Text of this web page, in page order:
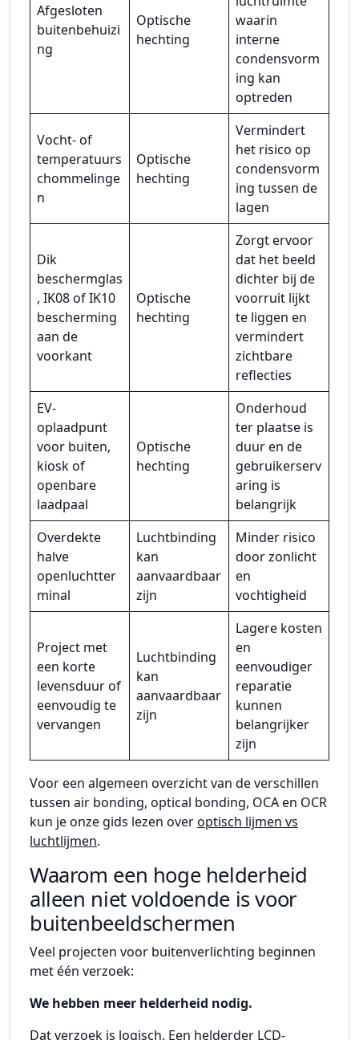
Afgesloten
buitenbehuizi
ng
Optische
hechting
waarin
interne
condensvorm
ing kan
optreden
Vocht- of
temperatuurs
chommelinge
n
Optische
hechting
Vermindert
het risico op
condensvorm
ing tussen de
lagen
Dik
beschermglas
, IK08 of IK10
bescherming
aan de
voorkant
Optische
hechting
Zorgt ervoor
dat het beeld
dichter bij de
voorruit lijkt
te liggen en
vermindert
zichtbare
reflecties
EV-
oplaadpunt
voor buiten,
kiosk of
openbare
laadpaal
Optische
hechting
Onderhoud
ter plaatse is
duur en de
gebruikerserv
aring is
belangrijk
Overdekte
halve
openluchtter
minal
Luchtbinding
kan
aanvaardbaar
zijn
Minder risico
door zonlicht
en
vochtigheid
Project met
een korte
levensduur of
eenvoudig te
vervangen
Luchtbinding
kan
aanvaardbaar
zijn
Lagere kosten
en
eenvoudiger
reparatie
kunnen
belangrijker
zijn
Voor een algemeen overzicht van de verschillen
tussen air bonding, optical bonding, OCA en OCR
kun je onze gids lezen overoptisch lijmen vs
luchtlijmen.
Waarom een hoge helderheid
alleen niet voldoende is voor
buitenbeeldschermen
Veel projecten voor buitenverlichting beginnen
met één verzoek:
We hebben meer helderheid nodig.
Dat verzoek is logisch. Een helderder LCD-